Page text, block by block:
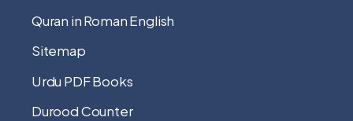
Quran in Roman English
Sitemap
Urdu PDF Books
Durood Counter